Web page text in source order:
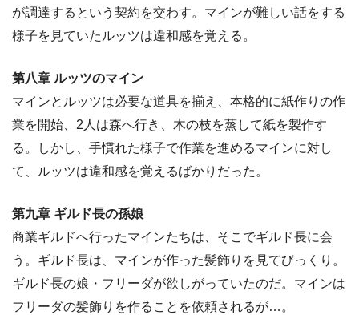
が調達するという契約を交わす。マインが難しい話をする
様子を見ていたルッツは違和感を覚える。
第八章 ルッツのマイン
マインとルッツは必要な道具を揃え、本格的に紙作りの作
業を開始、2人は森へ行き、木の枝を蒸して紙を製作す
る。しかし、手慣れた様子で作業を進めるマインに対し
て、ルッツは違和感を覚えるばかりだった。
第九章 ギルド長の孫娘
商業ギルドへ行ったマインたちは、そこでギルド長に会
う。ギルド長は、マインが作った髪飾りを見てびっくり。
ギルド長の娘・フリーダが欲しがっていたのだ。マインは
フリーダの髪飾りを作ることを依頼されるが…。